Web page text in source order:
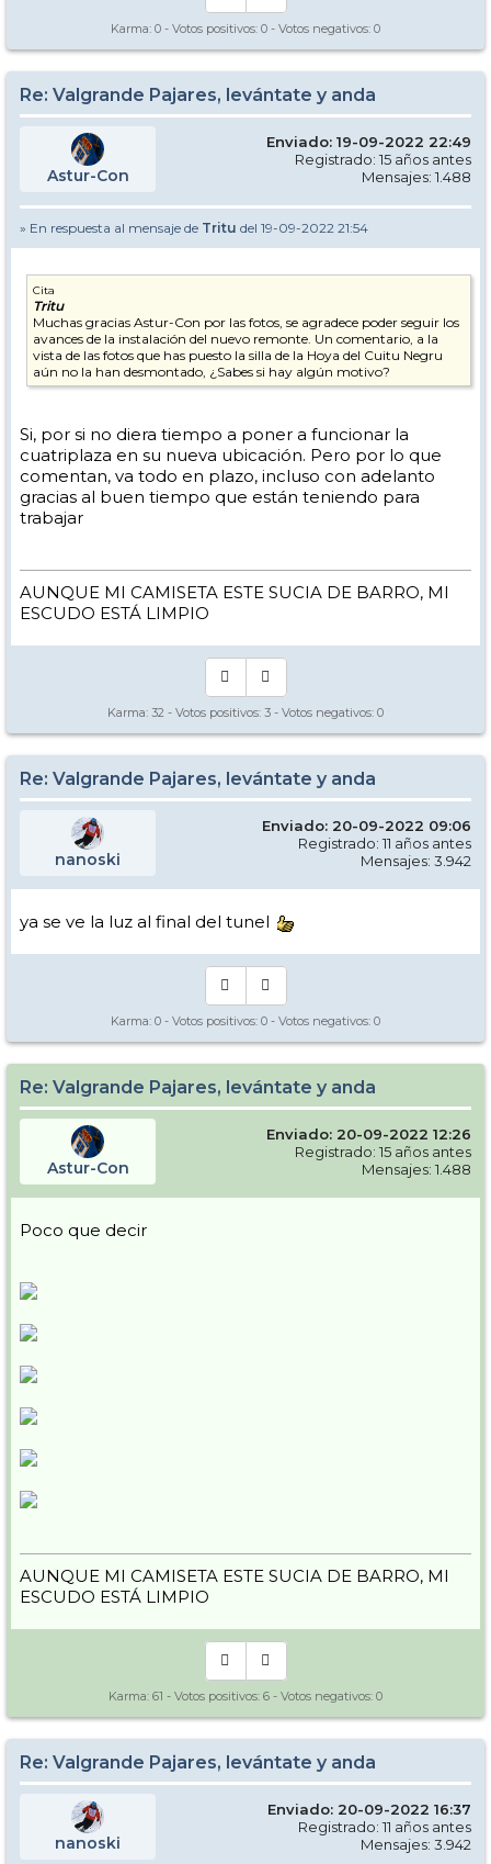
Karma: 0 - Votos positivos: 0 - Votos negativos: 0
Re: Valgrande Pajares, levántate y anda
Astur-Con
Enviado: 19-09-2022 22:49
Registrado: 15 años antes
Mensajes: 1.488
» En respuesta al mensaje de Tritu del 19-09-2022 21:54
Cita
Tritu
Muchas gracias Astur-Con por las fotos, se agradece poder seguir los
avances de la instalación del nuevo remonte. Un comentario, a la
vista de las fotos que has puesto la silla de la Hoya del Cuitu Negru
aún no la han desmontado, ¿Sabes si hay algún motivo?
Si, por si no diera tiempo a poner a funcionar la
cuatriplaza en su nueva ubicación. Pero por lo que
comentan, va todo en plazo, incluso con adelanto
gracias al buen tiempo que están teniendo para
trabajar
AUNQUE MI CAMISETA ESTE SUCIA DE BARRO, MI
ESCUDO ESTÁ LIMPIO
Karma: 32 - Votos positivos: 3 - Votos negativos: 0
Re: Valgrande Pajares, levántate y anda
nanoski
Enviado: 20-09-2022 09:06
Registrado: 11 años antes
Mensajes: 3.942
ya se ve la luz al final del tunel
Karma: 0 - Votos positivos: 0 - Votos negativos: 0
Re: Valgrande Pajares, levántate y anda
Astur-Con
Enviado: 20-09-2022 12:26
Registrado: 15 años antes
Mensajes: 1.488
Poco que decir
AUNQUE MI CAMISETA ESTE SUCIA DE BARRO, MI
ESCUDO ESTÁ LIMPIO
Karma: 61 - Votos positivos: 6 - Votos negativos: 0
Re: Valgrande Pajares, levántate y anda
nanoski
Enviado: 20-09-2022 16:37
Registrado: 11 años antes
Mensajes: 3.942